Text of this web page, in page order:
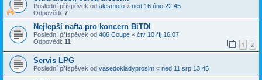
Poslední příspěvek od alesmoto « ned 16 úno 22:45
Odpovědi: 7
Nejlepší nafta pro koncern BiTDI
Poslední příspěvek od 406 Coupe « čtv 10 říj 16:07
Odpovědi: 11 1 2
Servis LPG
Poslední příspěvek od vasedokladyprosim « ned 11 srp 13:45